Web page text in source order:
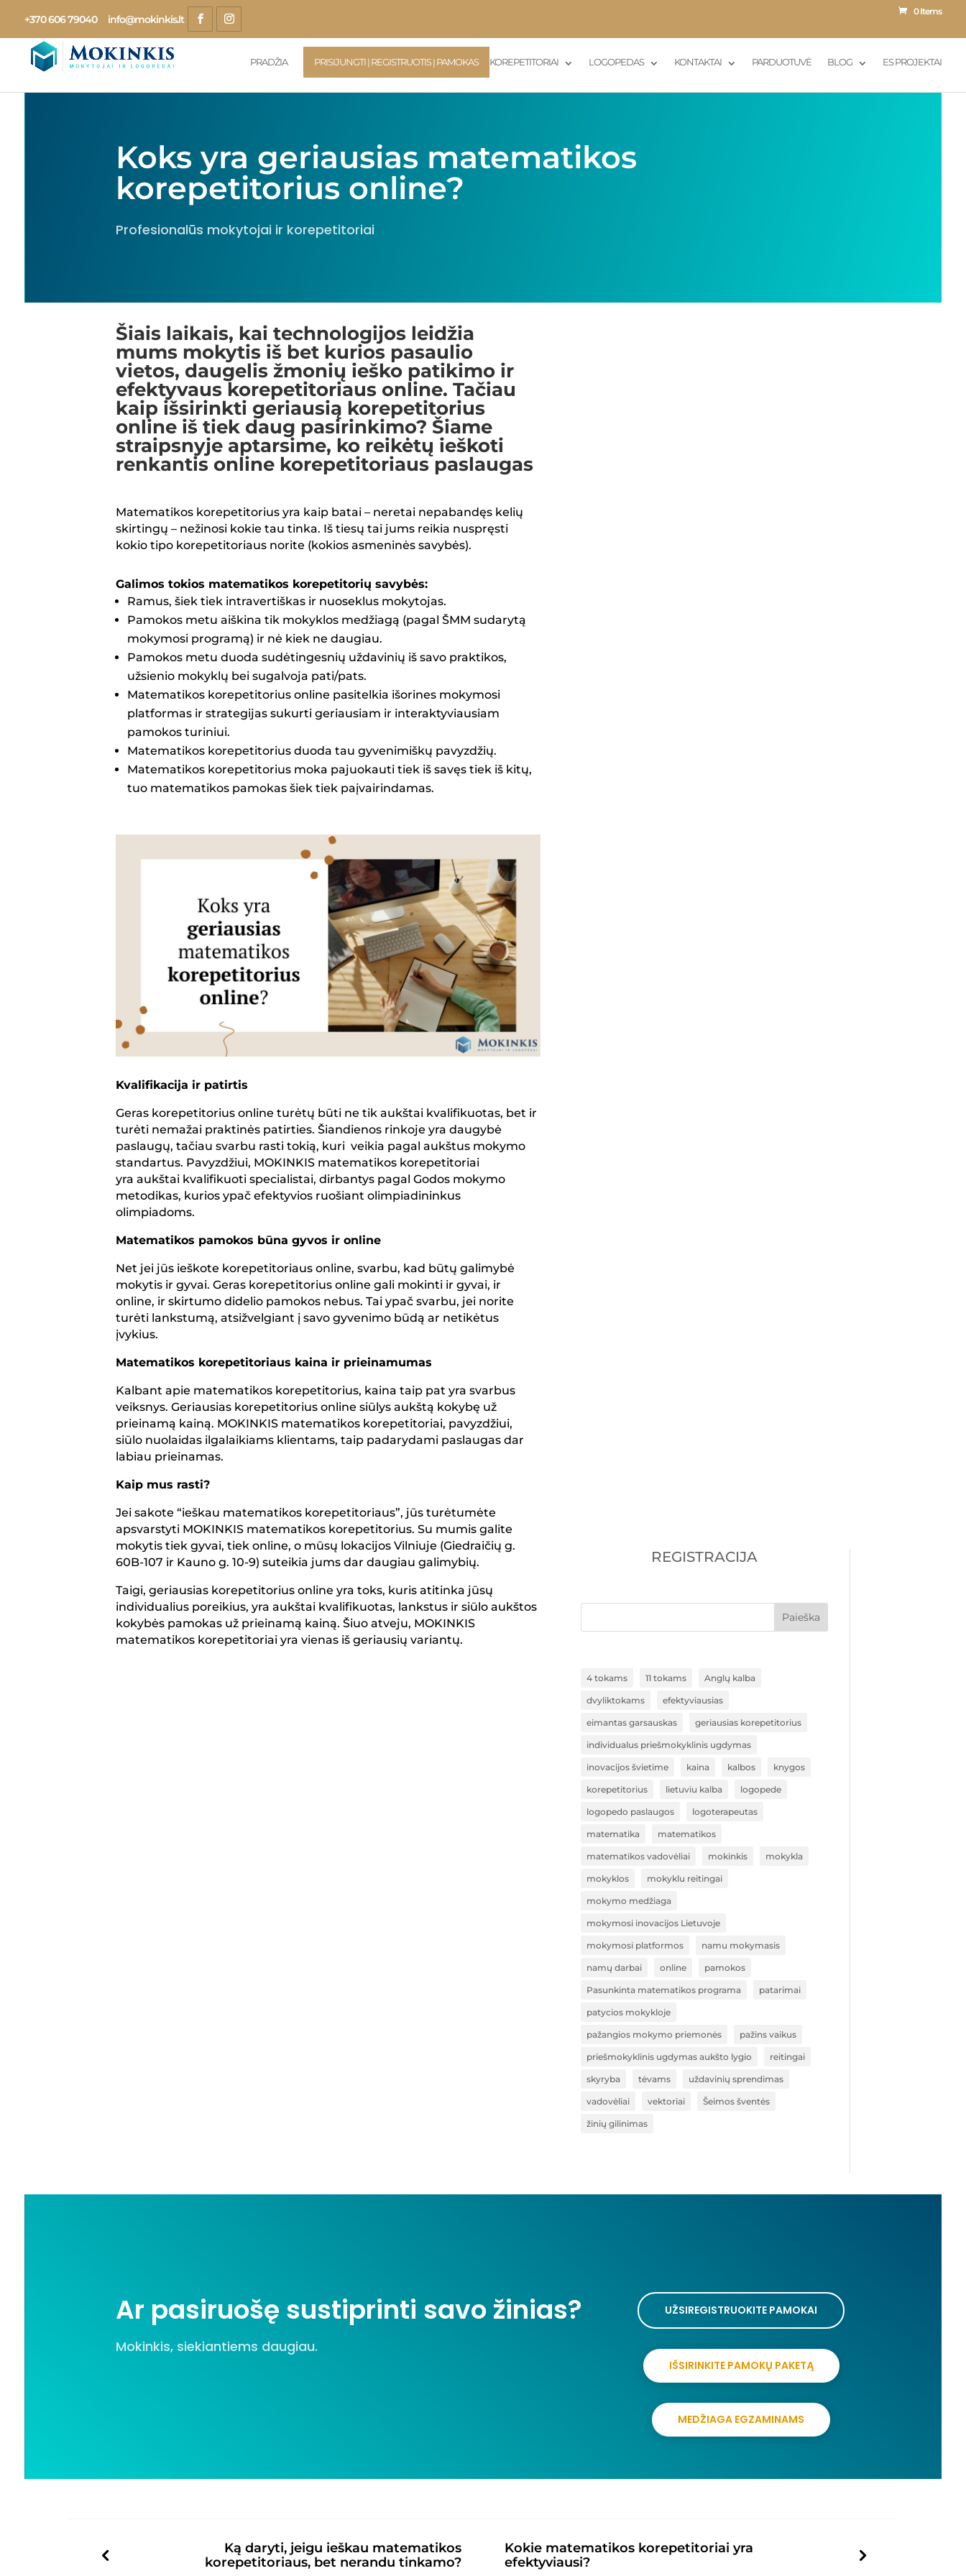
+370 606 79040 info@mokinkis.lt
0 Items
PRADŽIA PRISIJUNGTI | REGISTRUOTIS Į PAMOKAS KOREPETITORIAI LOGOPEDAS KONTAKTAI PARDUOTUVĖ BLOG ES PROJEKTAI
Koks yra geriausias matematikos
korepetitorius online?
Profesionalūs mokytojai ir korepetitoriai
Šiais laikais, kai technologijos leidžia
mums mokytis iš bet kurios pasaulio
vietos, daugelis žmonių ieško patikimo ir
efektyvaus korepetitoriaus online. Tačiau
kaip išsirinkti geriausią korepetitorius
online iš tiek daug pasirinkimo? Šiame
straipsnyje aptarsime, ko reikėtų ieškoti
renkantis online korepetitoriaus paslaugas
Matematikos korepetitorius yra kaip batai – neretai nepabandęs kelių
skirtingų – nežinosi kokie tau tinka. Iš tiesų tai jums reikia nuspręsti
kokio tipo korepetitoriaus norite (kokios asmeninės savybės).
Galimos tokios matematikos korepetitorių savybės:
Ramus, šiek tiek intravertiškas ir nuoseklus mokytojas.
Pamokos metu aiškina tik mokyklos medžiagą (pagal ŠMM sudarytą
mokymosi programą) ir nė kiek ne daugiau.
Pamokos metu duoda sudėtingesnių uždavinių iš savo praktikos,
užsienio mokyklų bei sugalvoja pati/pats.
Matematikos korepetitorius online pasitelkia išorines mokymosi
platformas ir strategijas sukurti geriausiam ir interaktyviausiam
pamokos turiniui.
Matematikos korepetitorius duoda tau gyvenimiškų pavyzdžių.
Matematikos korepetitorius moka pajuokauti tiek iš savęs tiek iš kitų,
tuo matematikos pamokas šiek tiek paįvairindamas.
Kvalifikacija ir patirtis
Geras korepetitorius online turėtų būti ne tik aukštai kvalifikuotas, bet ir
turėti nemažai praktinės patirties. Šiandienos rinkoje yra daugybė
paslaugų, tačiau svarbu rasti tokią, kuri veikia pagal aukštus mokymo
standartus. Pavyzdžiui, MOKINKIS matematikos korepetitoriai
yra aukštai kvalifikuoti specialistai, dirbantys pagal Godos mokymo
metodikas, kurios ypač efektyvios ruošiant olimpiadininkus
olimpiadoms.
Matematikos pamokos būna gyvos ir online
Net jei jūs ieškote korepetitoriaus online, svarbu, kad būtų galimybė
mokytis ir gyvai. Geras korepetitorius online gali mokinti ir gyvai, ir
online, ir skirtumo didelio pamokos nebus. Tai ypač svarbu, jei norite
turėti lankstumą, atsižvelgiant į savo gyvenimo būdą ar netikėtus
įvykius.
Matematikos korepetitoriaus kaina ir prieinamumas
Kalbant apie matematikos korepetitorius, kaina taip pat yra svarbus
veiksnys. Geriausias korepetitorius online siūlys aukštą kokybę už
prieinamą kainą. MOKINKIS matematikos korepetitoriai, pavyzdžiui,
siūlo nuolaidas ilgalaikiams klientams, taip padarydami paslaugas dar
labiau prieinamas.
Kaip mus rasti?
Jei sakote “ieškau matematikos korepetitoriaus”, jūs turėtumėte
apsvarstyti MOKINKIS matematikos korepetitorius. Su mumis galite
mokytis tiek gyvai, tiek online, o mūsų lokacijos Vilniuje (Giedraičių g.
60B-107 ir Kauno g. 10-9) suteikia jums dar daugiau galimybių.
Taigi, geriausias korepetitorius online yra toks, kuris atitinka jūsų
individualius poreikius, yra aukštai kvalifikuotas, lankstus ir siūlo aukštos
kokybės pamokas už prieinamą kainą. Šiuo atveju, MOKINKIS
matematikos korepetitoriai yra vienas iš geriausių variantų.
REGISTRACIJA
Paieška
4 tokams 11 tokams Anglų kalba
dvyliktokams efektyviausias
eimantas garsauskas geriausias korepetitorius
individualus priešmokyklinis ugdymas
inovacijos švietime kaina kalbos knygos
korepetitorius lietuviu kalba logopede
logopedo paslaugos logoterapeutas
matematika matematikos
matematikos vadovėliai mokinkis mokykla
mokyklos mokyklu reitingai
mokymo medžiaga
mokymosi inovacijos Lietuvoje
mokymosi platformos namu mokymasis
namų darbai online pamokos
Pasunkinta matematikos programa patarimai
patycios mokykloje
pažangios mokymo priemonės pažins vaikus
priešmokyklinis ugdymas aukšto lygio reitingai
skyryba tėvams uždavinių sprendimas
vadovėliai vektoriai Šeimos šventės
žinių gilinimas
Ar pasiruošę sustiprinti savo žinias?
Mokinkis, siekiantiems daugiau.
UŽSIREGISTRUOKITE PAMOKAI
IŠSIRINKITE PAMOKŲ PAKETĄ
MEDŽIAGA EGZAMINAMS
Ką daryti, jeigu ieškau matematikos
korepetitoriaus, bet nerandu tinkamo?
Kokie matematikos korepetitoriai yra
efektyviausi?